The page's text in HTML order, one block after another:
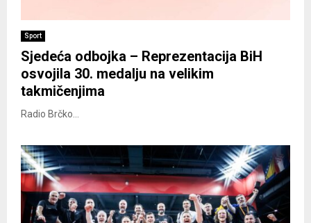
Sport
Sjedeća odbojka – Reprezentacija BiH
osvojila 30. medalju na velikim
takmičenjima
Radio Brčko...